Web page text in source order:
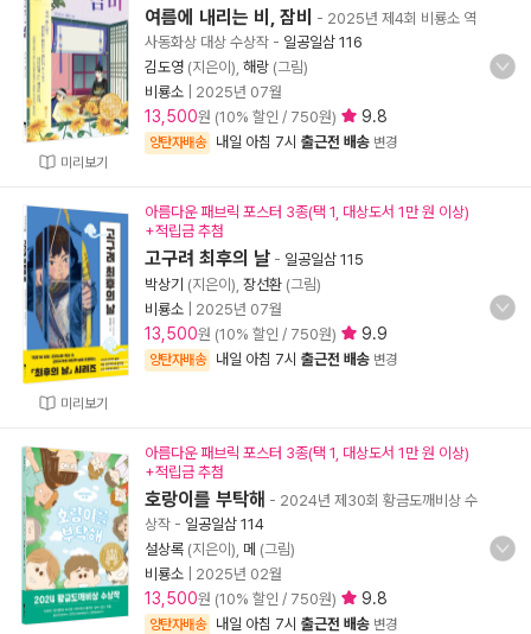
미리보기
여름에 내리는 비, 잠비
- 2025년 제4회 비룡소 역
사동화상 대상 수상작 - 일공일삼 116
김도영 (지은이), 해랑 (그림)
비룡소
2025년 07월
13,500원 (10% 할인 / 750원) 9.8
양탄자배송 내일 아침 7시 출근전 배송 변경
미리보기
아름다운 패브릭 포스터 3종(택 1, 대상도서 1만 원 이상)
+적립금 추첨
고구려 최후의 날 - 일공일삼 115
박상기 (지은이), 장선환 (그림)
비룡소
2025년 07월
13,500원 (10% 할인 / 750원) 9.9
양탄자배송 내일 아침 7시 출근전 배송 변경
아름다운 패브릭 포스터 3종(택 1, 대상도서 1만 원 이상)
+적립금 추첨
호랑이를 부탁해 - 2024년 제30회 황금도깨비상 수
상작 - 일공일삼 114
설상록 (지은이), 메 (그림)
비룡소
2025년 02월
13,500원 (10% 할인 / 750원) 9.8
양탄자배송 내일 아침 7시 출근전 배송 변경